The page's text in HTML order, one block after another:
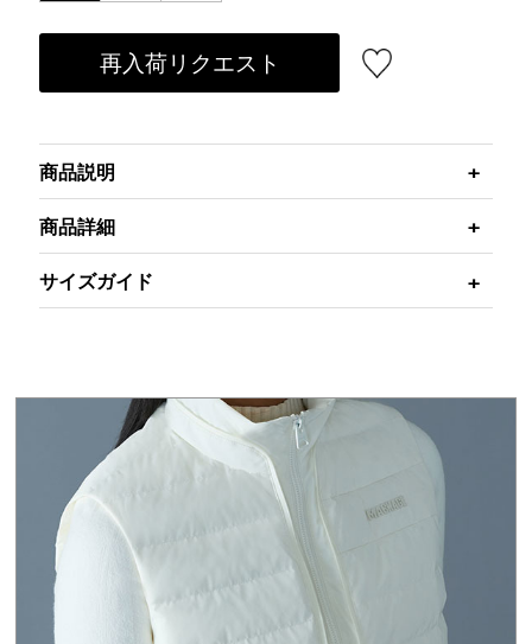
再入荷リクエスト
商品説明
商品詳細
サイズガイド